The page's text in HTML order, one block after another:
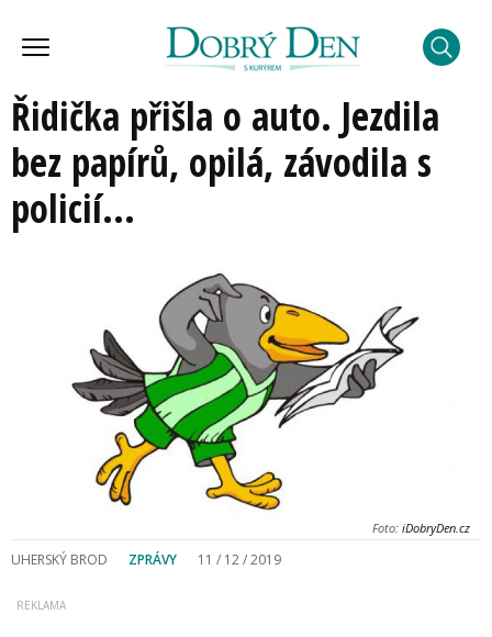
Řidička přišla o auto. Jezdila
bez papírů, opilá, závodila s
policií...
Foto: iDobryDen.cz
UHERSKÝ BROD ZPRÁVY 11 / 12 / 2019